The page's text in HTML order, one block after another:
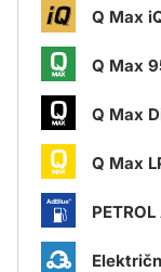
Q Max
Q Max
Q Max
Q Max